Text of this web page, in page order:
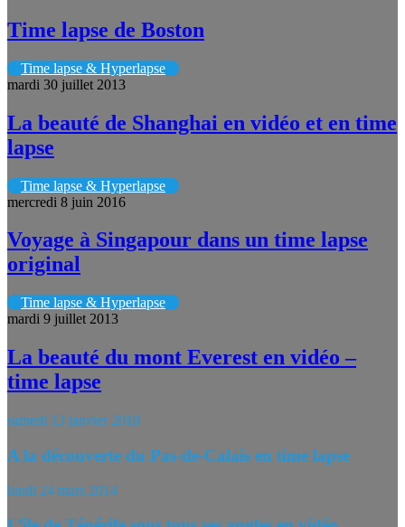
Time lapse de Boston
Time lapse & Hyperlapse
mardi 30 juillet 2013
La beauté de Shanghai en vidéo et en time
lapse
Time lapse & Hyperlapse
mercredi 8 juin 2016
Voyage à Singapour dans un time lapse
original
Time lapse & Hyperlapse
mardi 9 juillet 2013
La beauté du mont Everest en vidéo –
time lapse
samedi 13 janvier 2018
A la découverte du Pas-de-Calais en time lapse
lundi 24 mars 2014